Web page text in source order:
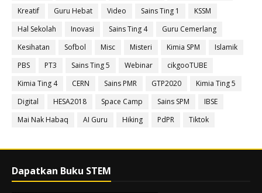
Kreatif
Guru Hebat Video Sains Ting 1
KSSM
Hal Sekolah
Inovasi Sains Ting 4
Guru Cemerlang
Kesihatan
Sofbol Misc Misteri Kimia SPM
Islamik
PBS
PT3 Sains Ting 5 Webinar
cikgooTUBE
Kimia Ting 4
CERN Sains PMR GTP2020
Kimia Ting 5
Digital
HESA2018 Space Camp Sains SPM
IBSE
Mai Nak Habaq
AI Guru Hiking PdPR Tiktok
Dapatkan Buku STEM